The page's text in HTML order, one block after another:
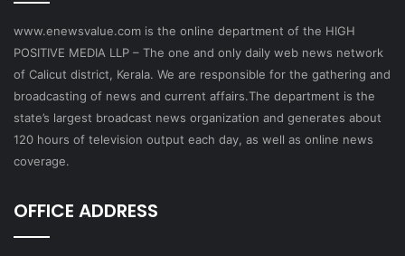
www.enewsvalue.com is the online department of the HIGH
POSITIVE MEDIA LLP – The one and only daily web news network
of Calicut district, Kerala. We are responsible for the gathering and
broadcasting of news and current affairs.The department is the
state’s largest broadcast news organization and generates about
120 hours of television output each day, as well as online news
coverage.
OFFICE ADDRESS